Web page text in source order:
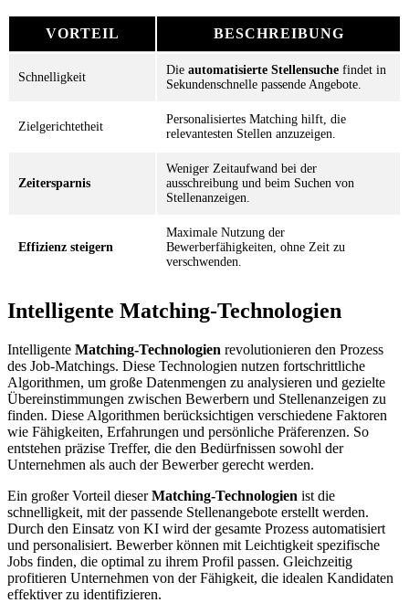
VORTEIL BESCHREIBUNG
Schnelligkeit
Die automatisierte Stellensuche findet in
Sekundenschnelle passende Angebote.
Zielgerichtetheit
Personalisiertes Matching hilft, die
relevantesten Stellen anzuzeigen.
Zeitersparnis
Weniger Zeitaufwand bei der
ausschreibung und beim Suchen von
Stellenanzeigen.
Effizienz steigern
Maximale Nutzung der
Bewerberfähigkeiten, ohne Zeit zu
verschwenden.
Intelligente Matching-Technologien
Intelligente Matching-Technologien revolutionieren den Prozess
des Job-Matchings. Diese Technologien nutzen fortschrittliche
Algorithmen, um große Datenmengen zu analysieren und gezielte
Übereinstimmungen zwischen Bewerbern und Stellenanzeigen zu
finden. Diese Algorithmen berücksichtigen verschiedene Faktoren
wie Fähigkeiten, Erfahrungen und persönliche Präferenzen. So
entstehen präzise Treffer, die den Bedürfnissen sowohl der
Unternehmen als auch der Bewerber gerecht werden.
Ein großer Vorteil dieserMatching-Technologien ist die
schnelligkeit, mit der passende Stellenangebote erstellt werden.
Durch den Einsatz von KI wird der gesamte Prozess automatisiert
und personalisiert. Bewerber können mit Leichtigkeit spezifische
Jobs finden, die optimal zu ihrem Profil passen. Gleichzeitig
profitieren Unternehmen von der Fähigkeit, die idealen Kandidaten
effektiver zu identifizieren.